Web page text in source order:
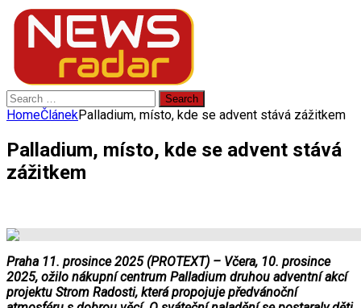
Search
for:
HomeČlánekPalladium, místo, kde se advent stává zážitkem
Palladium, místo, kde se advent stává
zážitkem
Praha 11. prosince 2025 (PROTEXT) – Včera, 10. prosince
2025, ožilo nákupní centrum Palladium druhou adventní akcí
projektu Strom Radosti, která propojuje předvánoční